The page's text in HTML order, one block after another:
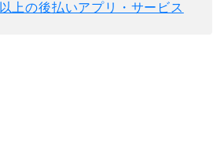
上の後払いアプリ・サービス